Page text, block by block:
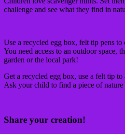
challenge and see what they find in
Use a recycled egg box, felt tip pens to
You need access to an outdoor space,
garden or the local park!
Get a recycled egg box, use a felt tip
Ask your child to find a piece of nature
Share your creation!